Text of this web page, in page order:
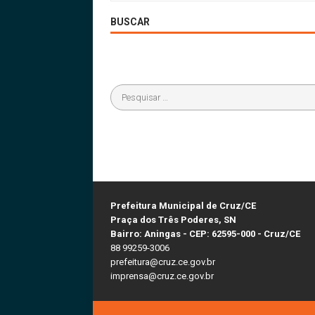
BUSCAR
Prefeitura Municipal de Cruz/CE
Praça dos Três Poderes, SN
Bairro: Aningas - CEP: 62595-000 - Cruz/CE
88 99259-3006
prefeitura@cruz.ce.gov.br
imprensa@cruz.ce.gov.br